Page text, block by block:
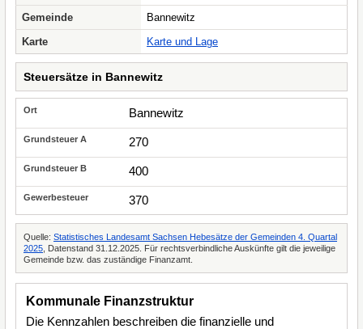
Gemeinde
Bannewitz
Karte
Karte und Lage
Steuersätze in Bannewitz
Bannewitz
270
400
370
Quelle: Statistisches Landesamt Sachsen Hebesätze der Gemeinden 4. Quartal
2025 , Datenstand 31.12.2025. Für rechtsverbindliche Auskünfte gilt die jeweilige
Gemeinde bzw. das zuständige Finanzamt.
Kommunale Finanzstruktur
Die Kennzahlen beschreiben die finanzielle und